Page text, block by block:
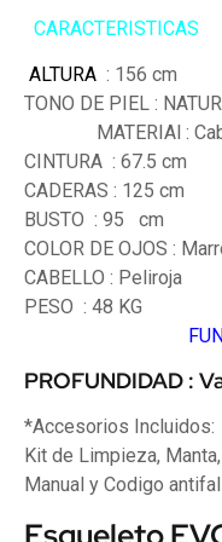
CARACTERISTICAS
ALTURA : 156 cm
MATERIAl :
CINTURA : 67.5 cm
CADERAS : 125 cm
BUSTO : 95 cm
COLOR DE OJOS :
CABELLO : Peliroja
PROFUNDIDAD :
*Accesorios Incluidos:
Kit de Limpieza,
Manual y Codigo